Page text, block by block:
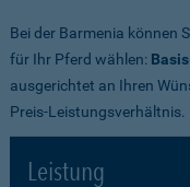
Bei der Barmenia können
für Ihr Pferd wählen:
ausgerichtet an Ihren
Preis-Leistungsverhältnis.
Leistung